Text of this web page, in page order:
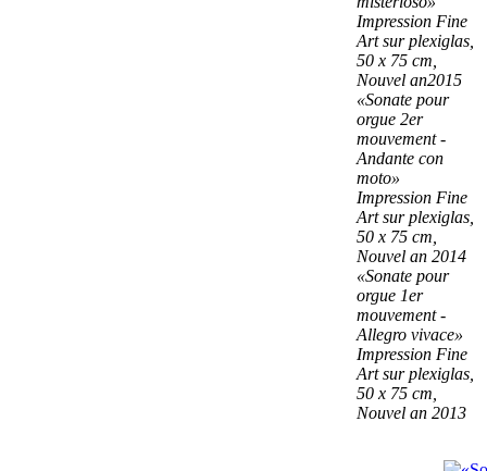
Impression Fine
Art sur plexiglas,
50 x 75 cm,
Nouvel an2015
«Sonate pour
orgue 2er
mouvement -
Andante con
moto»
Impression Fine
Art sur plexiglas,
50 x 75 cm,
Nouvel an 2014
«Sonate pour
orgue 1er
mouvement -
Allegro vivace»
Impression Fine
Art sur plexiglas,
50 x 75 cm,
Nouvel an 2013